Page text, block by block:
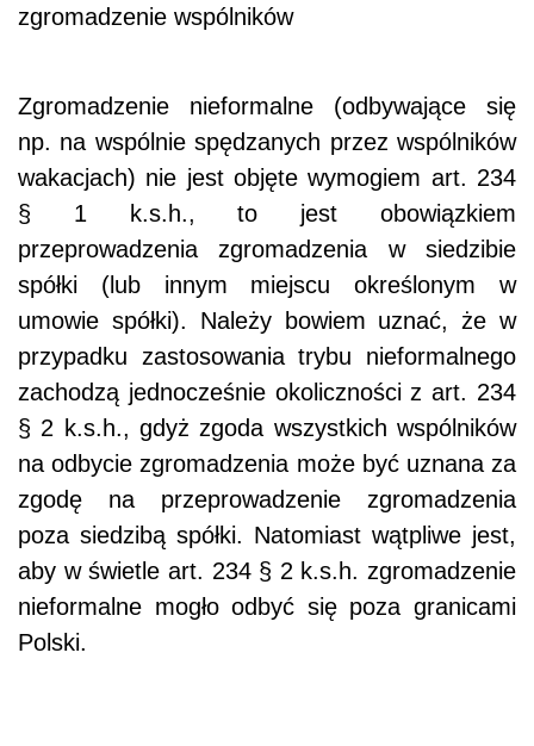
zgromadzenie wspólników
Zgromadzenie nieformalne (odbywające się
np. na wspólnie spędzanych przez wspólników
wakacjach) nie jest objęte wymogiem art. 234
§ 1 k.s.h., to jest obowiązkiem
przeprowadzenia zgromadzenia w siedzibie
spółki (lub innym miejscu określonym w
umowie spółki). Należy bowiem uznać, że w
przypadku zastosowania trybu nieformalnego
zachodzą jednocześnie okoliczności z art. 234
§ 2 k.s.h., gdyż zgoda wszystkich wspólników
na odbycie zgromadzenia może być uznana za
zgodę na przeprowadzenie zgromadzenia
poza siedzibą spółki. Natomiast wątpliwe jest,
aby w świetle art. 234 § 2 k.s.h. zgromadzenie
nieformalne mogło odbyć się poza granicami
Polski.